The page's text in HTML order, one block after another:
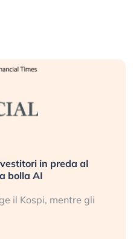
Quando la finanza pesa più
L’America sta ripetendo gli
La ricchezza mondiale